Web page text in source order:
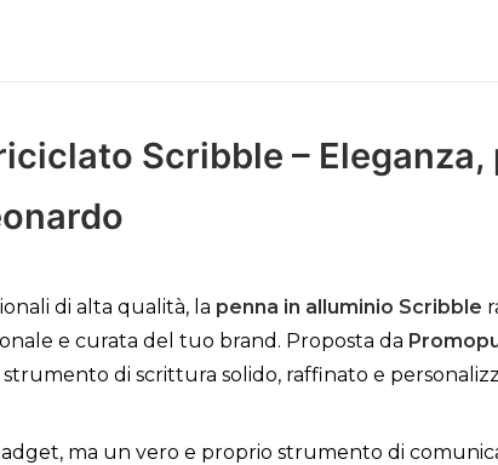
Scribble –
di alta qualità, la penna in alluminio Scribble
e curata del tuo brand. Proposta da
di scrittura solido, raffinato e
ma un vero e proprio strumento di